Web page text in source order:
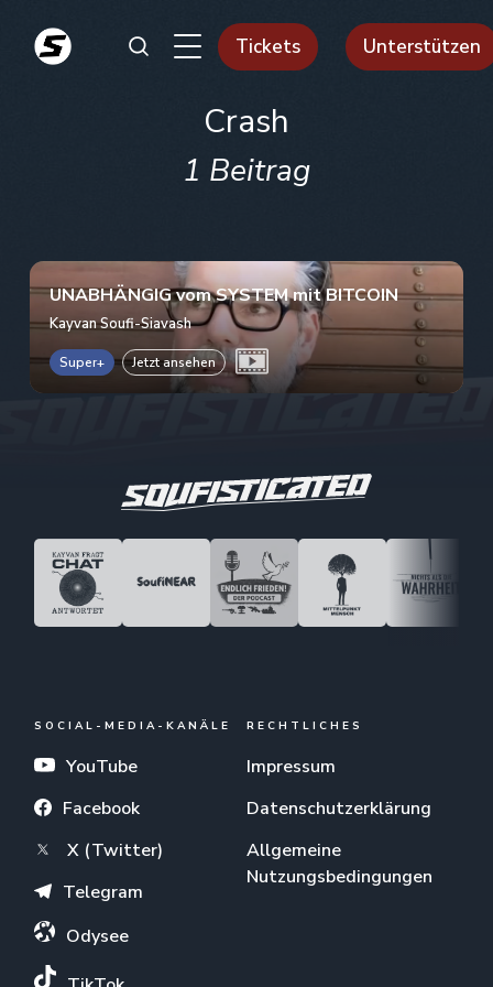
Tickets Unterstützen
Crash
1 Beitrag
UNABHÄNGIG vom SYSTEM mit BITCOIN
Kayvan Soufi-Siavash
Super+ Jetzt ansehen
SOCIAL-MEDIA-KANÄLE
YouTube
Facebook
X (Twitter)
Telegram
Odysee
RECHTLICHES
Impressum
Datenschutzerklärung
Allgemeine
Nutzungsbedingungen